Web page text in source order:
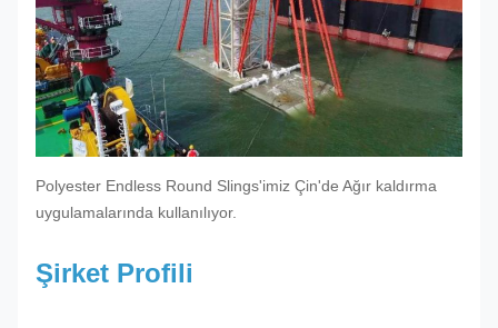
RES-
50T
RES-
100T
RES-
300T
50
100
300
portakal
portakal
portakal
119
140
500T
500
Polyester Endless Round Slings'imiz Çin'de Ağır kaldırma
uygulamalarında kullanılıyor.
Şirket Profili